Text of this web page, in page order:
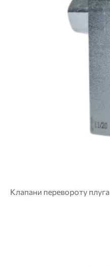
Клапани перевороту плуга